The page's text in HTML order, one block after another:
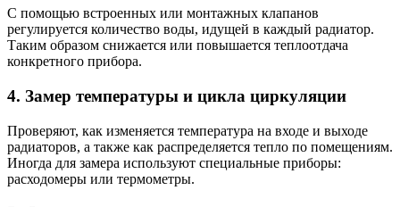
С помощью встроенных или монтажных клапанов
регулируется количество воды, идущей в каждый радиатор.
Таким образом снижается или повышается теплоотдача
конкретного прибора.
4. Замер температуры и цикла циркуляции
Проверяют, как изменяется температура на входе и выходе
радиаторов, а также как распределяется тепло по помещениям.
Иногда для замера используют специальные приборы:
расходомеры или термометры.